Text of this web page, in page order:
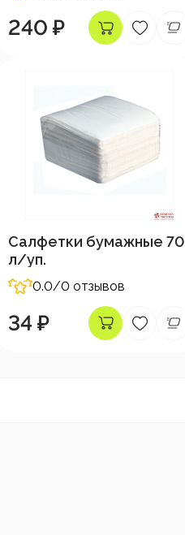
240 ₽
Салфетки бумажные 70
л/уп.
0.0/0 отзывов
34 ₽